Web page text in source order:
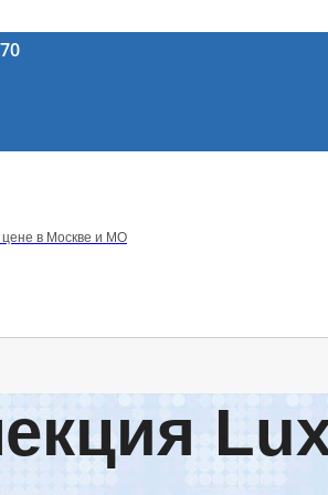
цене в Москве и МО